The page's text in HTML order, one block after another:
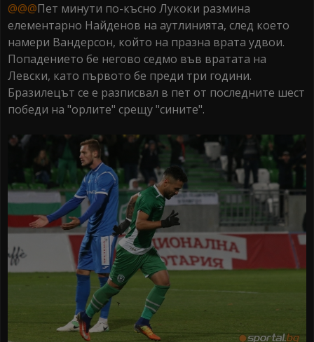
@@@Пет минути по-късно Лукоки размина
елементарно Найденов на аутлинията, след което
намери Вандерсон, който на празна врата удвои.
Попадението бе негово седмо във вратата на
Левски, като първото бе преди три години.
Бразилецът се е разписвал в пет от последните шест
победи на "орлите" срещу "сините".